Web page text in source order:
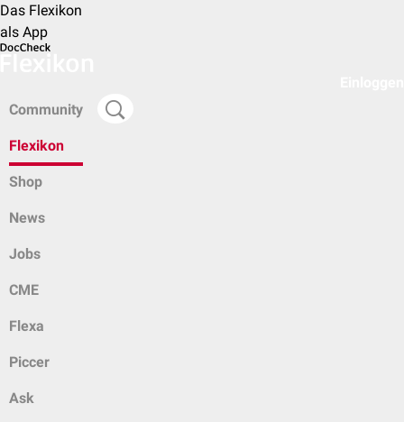
Das Flexikon
als App
Community
Flexikon
Shop
News
Jobs
CME
Flexa
Piccer
Ask